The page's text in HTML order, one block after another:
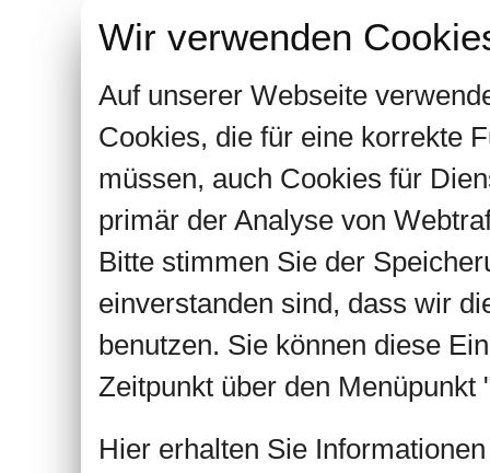
Wir verwenden
Auf unserer Webseite
Cookies, die für eine korrekte
müssen, auch Cookies für
primär der Analyse von
Bitte stimmen Sie der
einverstanden sind, dass wir
benutzen. Sie können diese
Zeitpunkt über den Menüpunkt
Hier erhalten Sie